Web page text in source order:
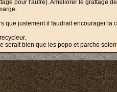
pour l'autre). Améliorer le grattage
justement il faudrait encourager
bien que les popo et parcho